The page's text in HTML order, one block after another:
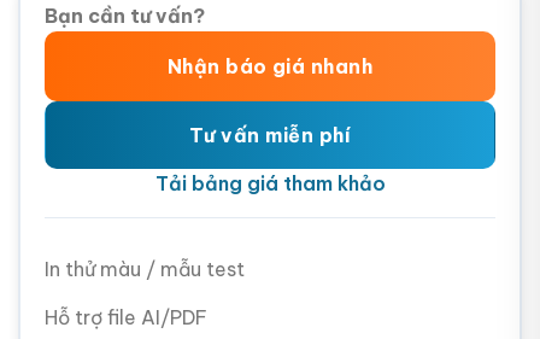
Bạn cần tư vấn?
Nhận báo giá nhanh
Tư vấn miễn phí
Tải bảng giá tham khảo
In thử màu / mẫu test
Hỗ trợ file AI/PDF